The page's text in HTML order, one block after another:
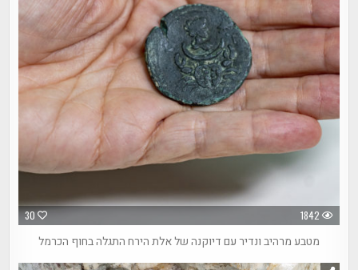
30 1842
מטבע מרהיב ונדיר עם דיוקנה של אלת הירח התגלה בחוף הכרמל